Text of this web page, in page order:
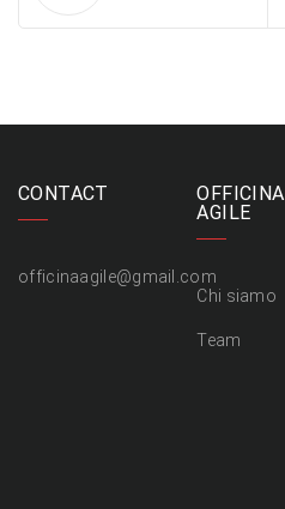
CONTACT
officinaagile@gmail.com
OFFICINA
AGILE
Chi siamo
Team